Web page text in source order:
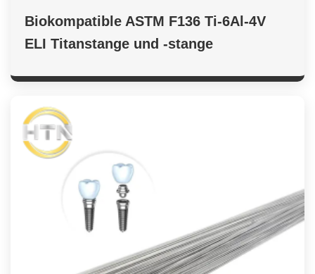
Biokompatible ASTM F136 Ti-6Al-4V
ELI Titanstange und -stange